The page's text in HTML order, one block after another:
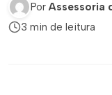
Por Assessoria
3 min de leitura